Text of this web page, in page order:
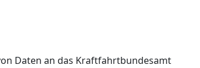
Daten an das Kraftfahrtbundesamt